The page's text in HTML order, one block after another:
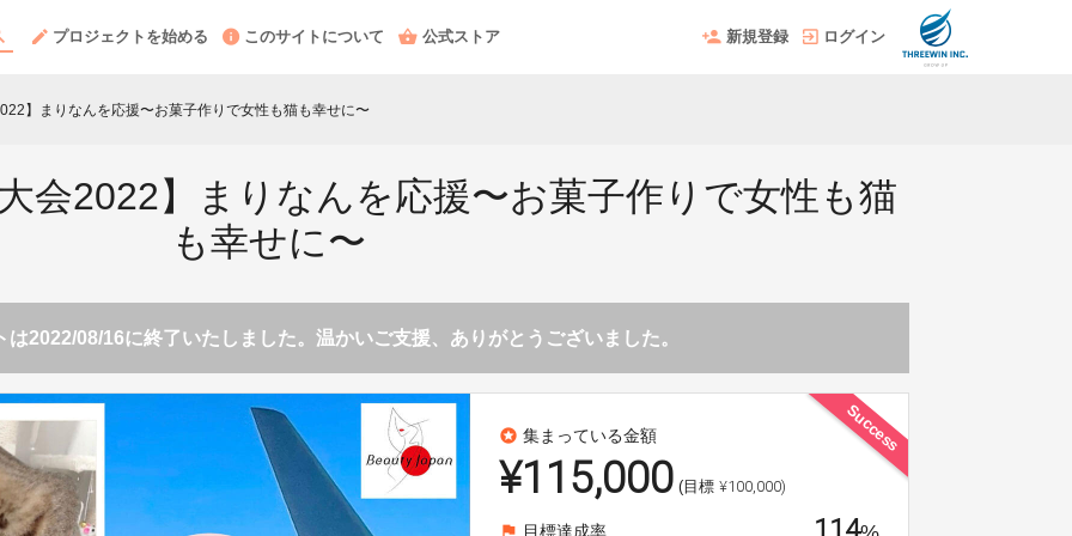
プロジェクトを始める このサイトについて 公式ストア 新規登録 ログイン
】まりなんを応援〜お菓子作りで女性も猫も幸せに〜
会2022】まりなんを応援〜お菓子作りで女性も猫
も幸せに〜
は2022/08/16に終了いたしました。温かいご支援、ありがとうございました。
Success
stars 集まっている金額
¥115,000 (目標 ¥100,000)
flag 目標達成率 114